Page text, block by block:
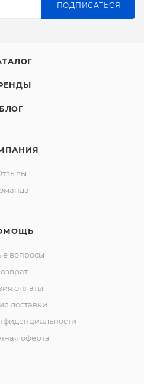
ПОДПИСАТЬСЯ
БЛОГ
вопросы
оплаты
доставки
оферта